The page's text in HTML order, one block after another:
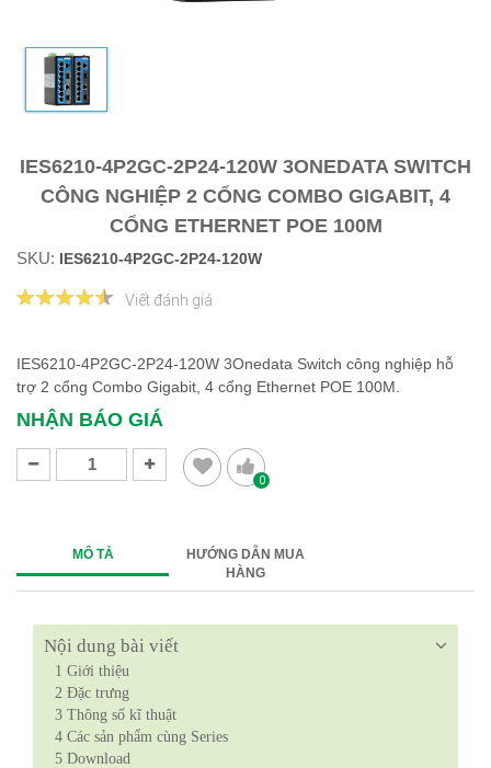
IES6210-4P2GC-2P24-120W 3ONEDATA SWITCH
CÔNG NGHIỆP 2 CỔNG COMBO GIGABIT, 4
CỔNG ETHERNET POE 100M
SKU: IES6210-4P2GC-2P24-120W
Viết đánh giá
IES6210-4P2GC-2P24-120W 3Onedata Switch công nghiệp hỗ
trợ 2 cổng Combo Gigabit, 4 cổng Ethernet POE 100M.
NHẬN BÁO GIÁ
0
MÔ TẢ
HƯỚNG DẪN MUA
HÀNG
Nội dung bài viết
1 Giới thiệu
2 Đặc trưng
3 Thông số kĩ thuật
4 Các sản phẩm cùng Series
5 Download